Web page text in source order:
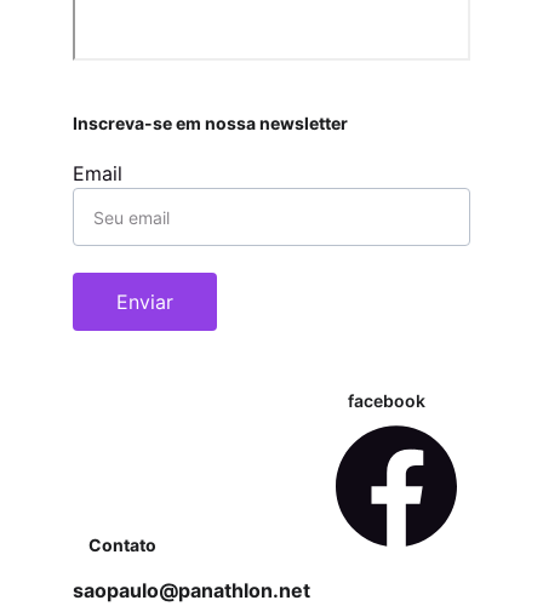
Contato
Email
Enviar
saopaulo@panathlon.net
facebook
Inscreva-se em nossa newsletter